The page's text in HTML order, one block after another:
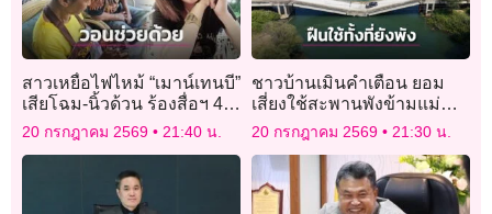
สาวเหยื่อไฟไหม้ “เมาน์เทนบี”
เสียโฉม-นิ้วด้วน ร้องสื่อฯ 4 ปี
แบกค่ารักษา 2 ล้านไร้คน
เหลียวแล!
20 กรกฎาคม 2569 21:40 น.
ชาวบ้านเมินคำเตือน ยอม
เสี่ยงใช้สะพานพังข้ามแม่น้ำ
ในกรีซ เพราะไม่อยากอ้อม
20 กรกฎาคม 2569 21:30 น.